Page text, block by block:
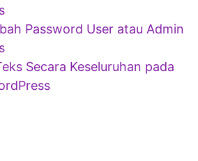
Password User atau Admin
Secara Keseluruhan pada